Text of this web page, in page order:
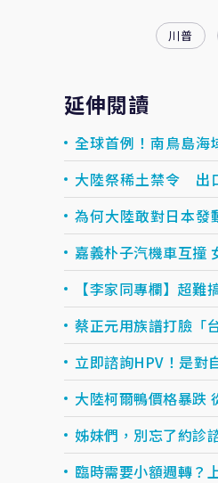
川普
延伸閱讀
全球首例！南鳥島
大陸祭稀土禁令 出
為何大陸敢對日本
嘉義朴子汽機車互撞
【李家同專欄】超
蔡正元用族譜打臉「
立即諮詢HPV！是對
大陸柯爾鴨價格暴跌
姊妹們，別忘了約診
臨時需要小額週轉？